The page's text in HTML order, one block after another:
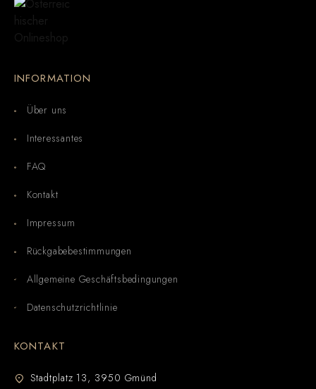
INFORMATION
Über uns
Interessantes
FAQ
Kontakt
Impressum
Rückgabebestimmungen
Allgemeine Geschäftsbedingungen
Datenschutzrichtlinie
KONTAKT
Stadtplatz 13, 3950 Gmünd